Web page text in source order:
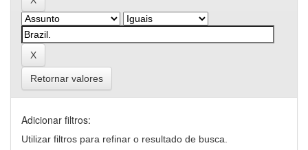
Retornar valores
Adicionar filtros:
Utilizar filtros para refinar o resultado de busca.